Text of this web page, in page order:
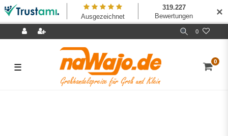
0
☰ 0
✕